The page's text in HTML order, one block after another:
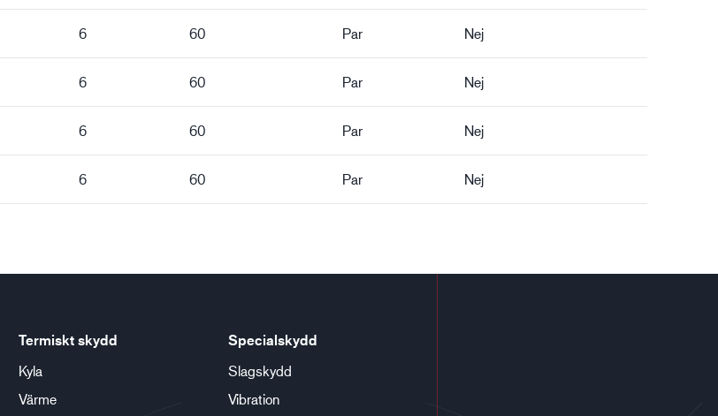
6 60 Par Nej
6 60 Par Nej
6 60 Par Nej
6 60 Par Nej
Termiskt skydd
Kyla
Värme
Specialskydd
Slagskydd
Vibration